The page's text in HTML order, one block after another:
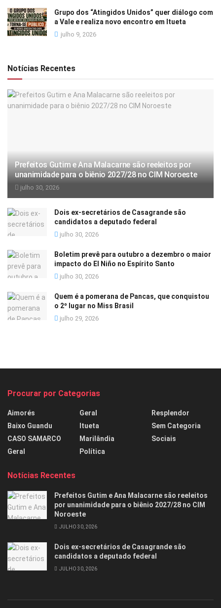
Grupo dos “Atingidos Unidos” quer diálogo com
a Vale e realiza novo encontro em Itueta
julho 9, 2026
Notícias Recentes
Prefeitos Gutim e Ana Malacarne são reeleitos por
unanimidade para o biênio 2027/28 no CIM Noroeste
julho 30, 2026
Dois ex-secretários de Casagrande são
candidatos a deputado federal
julho 30, 2026
Boletim prevê para outubro a dezembro o maior
impacto do El Niño no Espírito Santo
julho 30, 2026
Quem é a pomerana de Pancas, que conquistou
o 2º lugar no Miss Brasil
julho 29, 2026
Procurar por Categorias
Aimorés
Baixo Guandu
CASO SAMARCO
Geral
Geral
Itueta
Marilândia
Política
Resplendor
Sem Categoria
Sociais
Notícias Recentes
Prefeitos Gutim e Ana Malacarne são reeleitos
por unanimidade para o biênio 2027/28 no CIM
Noroeste
JULHO 30, 2026
Dois ex-secretários de Casagrande são
candidatos a deputado federal
JULHO 30, 2026